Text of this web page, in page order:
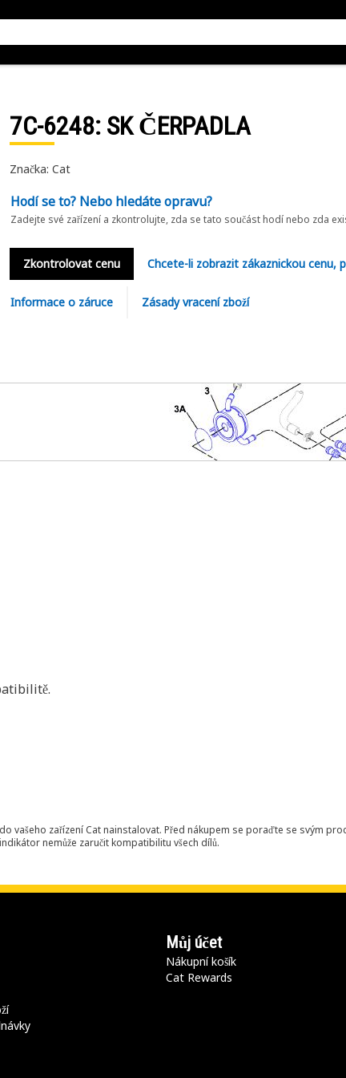
7C-6248: SK ČERPADLA
Značka: Cat
Hodí se to? Nebo hledáte opravu?
Zadejte své zařízení a zkontrolujte, zda se tato součást hodí nebo zda
Zkontrolovat cenu Chcete-li zobrazit zákaznickou cenu,
Informace o záruce Zásady vracení zboží
vašeho zařízení Cat nainstalovat. Před nákupem se poraďte se svým
nemůže zaručit kompatibilitu všech dílů.
Můj účet
Nákupní košík
Cat Rewards